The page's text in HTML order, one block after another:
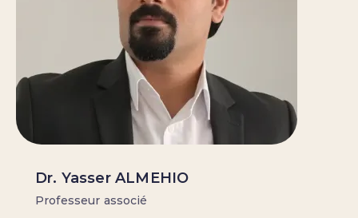
Dr. Yasser ALMEHIO
Professeur associé